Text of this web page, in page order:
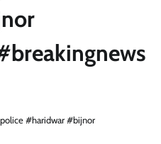
#haridwar #bijnor